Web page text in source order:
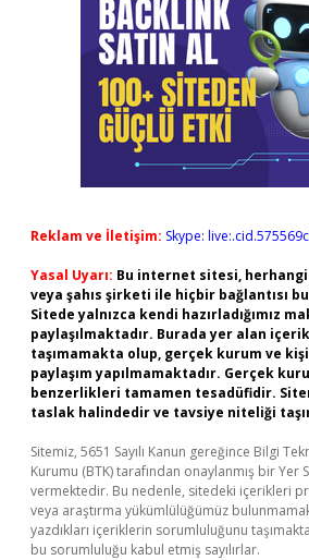
Reklam ve İletişim: Skype:
Yasal Uyarı: Bu internet sitesi,
veya şahıs şirketi ile hiçbir bağlantısı
Sitede yalnızca kendi hazırladığımız
paylaşılmaktadır. Burada yer alan
taşımamakta olup, gerçek kurum ve
paylaşım yapılmamaktadır. Gerçek
benzerlikleri tamamen tesadüfidir.
taslak halindedir ve tavsiye niteliği
Sitemiz, 5651 Sayılı Kanun gereğince Bilgi
Kurumu (BTK) tarafından onaylanmış bir Yer
vermektedir. Bu nedenle, sitedeki içerikleri
veya araştırma yükümlülüğümüz
yazdıkları içeriklerin sorumluluğunu
bu sorumluluğu kabul etmiş sayılırlar.